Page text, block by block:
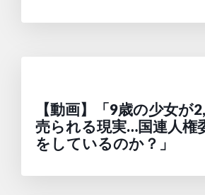
【動画】「9歳の少女が
売られる現実…国連人権
をしているのか？」